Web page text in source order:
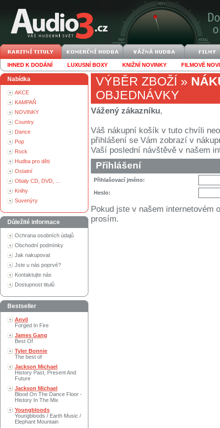
IHNED K DODÁNÍ LUXUSNÍ BOXY KNIŽNÍ NOVINKY FILMOVÉ
Nabídka
AKCE
KAMPAŇ
NOVINKY
Country
Dance
Pop
Rock
Hudba pro děti
Ostatní
Obaly CD, DVD, ...
Knihy
Suvenýry
Důležité informace
Ochrana osobních údajů
Obchodní podmínky
Jak nakupovat
Jste u nás poprvé?
Kontaktujte nás
Dostupnost titulů
Bestseller
Anvil
Forged In Fire
James Gang
Best Of
Tyler Bonnie
The best of
Jackson Michael
History Past, Present And
Future
Jackson Michael
Blood On The Dance Floor -
History In The Mix
Youngbloods
Youngbloods / Earth Music /
Elephant Mountain
VÝBĚR ZBOŽÍ »
OBJEDNÁVKY
Vážený zákazníku,
Váš nákupní košík v tuto chvíli
přihlášení se Vám zobrazí v
Vaší poslední návštěvě v našem
Přihlášení
Přihlašovací jméno:
Heslo:
Pokud jste v našem internetovém
prosím.